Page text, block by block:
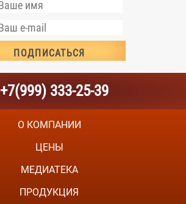
+7(999) 333-25-39
О КОМПАНИИ
ЦЕНЫ
МЕДИАТЕКА
ПРОДУКЦИЯ